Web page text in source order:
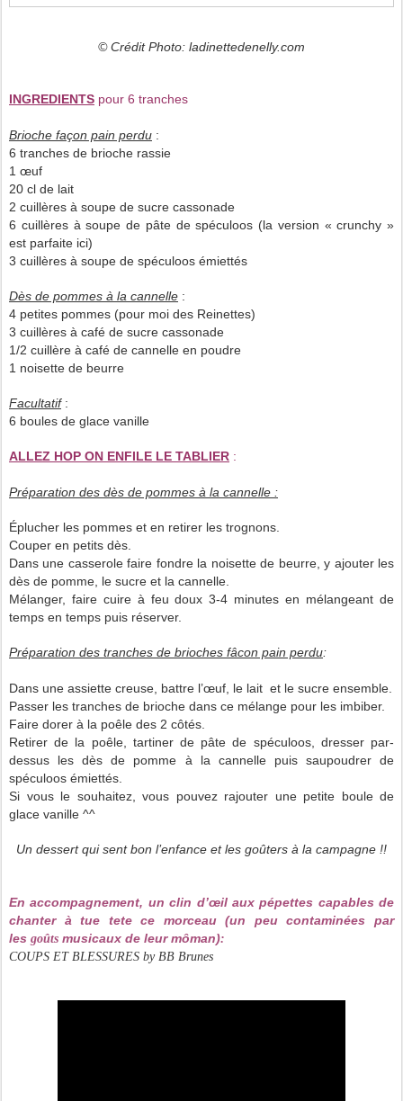
© Crédit Photo: ladinettedenelly.com
INGREDIENTS pour 6 tranches
Brioche façon pain perdu :
6 tranches de brioche rassie
1 œuf
20 cl de lait
2 cuillères à soupe de sucre cassonade
6 cuillères à soupe de pâte de spéculoos (la version « crunchy »
est parfaite ici)
3 cuillères à soupe de spéculoos émiettés
Dès de pommes à la cannelle :
4 petites pommes (pour moi des Reinettes)
3 cuillères à café de sucre cassonade
1/2 cuillère à café de cannelle en poudre
1 noisette de beurre
Facultatif:
6 boules de glace vanille
ALLEZ HOP ON ENFILE LE TABLIER :
Préparation des dès de pommes à la cannelle :
Éplucher les pommes et en retirer les trognons.
Couper en petits dès.
Dans une casserole faire fondre la noisette de beurre, y ajouter les
dès de pomme, le sucre et la cannelle.
Mélanger, faire cuire à feu doux 3-4 minutes en mélangeant de
temps en temps puis réserver.
Préparation des tranches de brioches fâcon pain perdu:
Dans une assiette creuse, battre l’œuf, le lait et le sucre ensemble.
Passer les tranches de brioche dans ce mélange pour les imbiber.
Faire dorer à la poêle des 2 côtés.
Retirer de la poêle, tartiner de pâte de spéculoos, dresser par-
dessus les dès de pomme à la cannelle puis saupoudrer de
spéculoos émiettés.
Si vous le souhaitez, vous pouvez rajouter une petite boule de
glace vanille ^^
Un dessert qui sent bon l’enfance et les goûters à la campagne !!
En accompagnement, un clin d’œil aux pépettes capables de
chanter à tue tete ce morceau (un peucontaminées par
les goûts musicaux de leur môman):
COUPS ET BLESSURES by BB Brunes